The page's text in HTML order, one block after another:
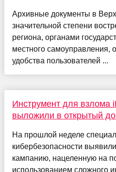
Архивные документы в
значительной степени
региона, органами
местного самоуправления,
удобства пользователей ...
Инструмент для взлома
выложили в открытый
На прошлой неделе
кибербезопасности
кампанию, нацеленную на
использованием сложного